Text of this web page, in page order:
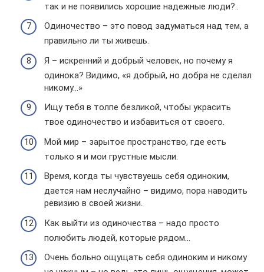
так и не появились хорошие надежные люди?..
Одиночество – это повод задуматься над тем, а
правильно ли ты живешь.
Я – искренний и добрый человек, но почему я
одинока? Видимо, «я добрый, но добра не сделал
никому…»
Ищу тебя в толпе безликой, чтобы украсить
твое одиночество и избавиться от своего.
Мой мир – зарытое пространство, где есть
только я и мои грустные мысли.
Время, когда ты чувствуешь себя одиноким,
дается нам неслучайно – видимо, пора наводить
ревизию в своей жизни.
Как выйти из одиночества – надо просто
полюбить людей, которые рядом…
Очень больно ощущать себя одиноким и никому